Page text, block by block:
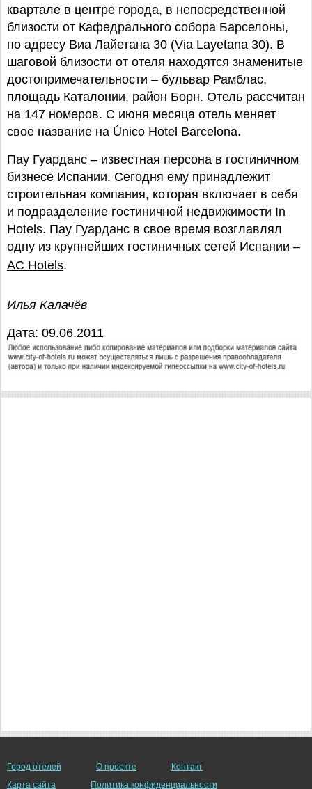
квартале в центре города, в непосредственной
близости от Кафедрального собора Барселоны,
по адресу Виа Лайетана 30 (Via Layetana 30). В
шаговой близости от отеля находятся знаменитые
достопримечательности – бульвар Рамблас,
площадь Каталонии, район Борн. Отель рассчитан
на 147 номеров. C июня месяца отель меняет
свое название на Único Hotel Barcelona.
Пау Гуарданс – известная персона в гостиничном
бизнесе Испании. Сегодня ему принадлежит
строительная компания, которая включает в себя
и подразделение гостиничной недвижимости In
Hotels. Пау Гуарданс в свое время возглавлял
одну из крупнейших гостиничных сетей Испании –
AC Hotels.
Илья Калачёв
Дата: 09.06.2011
Город отелей О проекте
Контакт
Карта сайта
Политика конфиденциальности